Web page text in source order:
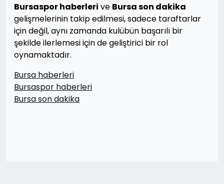
Bursaspor haberleri ve Bursa son dakika
gelişmelerinin takip edilmesi, sadece taraftarlar
için değil, aynı zamanda kulübün başarılı bir
şekilde ilerlemesi için de geliştirici bir rol
oynamaktadır.
Bursa haberleri
Bursaspor haberleri
Bursa son dakika